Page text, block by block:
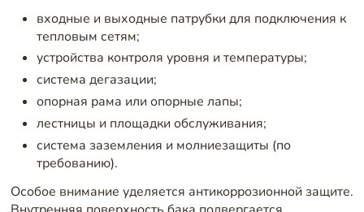
входные и выходные патрубки для подключения к
тепловым сетям;
устройства контроля уровня и температуры;
система дегазации;
опорная рама или опорные лапы;
лестницы и площадки обслуживания;
система заземления и молниезащиты (по
требованию).
Особое внимание уделяется антикоррозионной защите.